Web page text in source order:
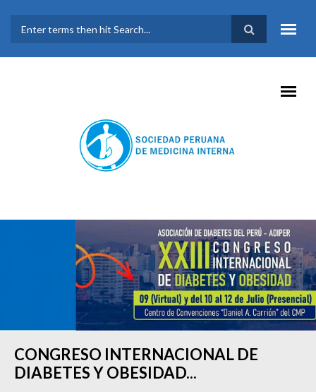
FORMULARIO DE
BÚSQUEDA
CONGRESO INTERNACIONAL DE
DIABETES Y OBESIDAD...